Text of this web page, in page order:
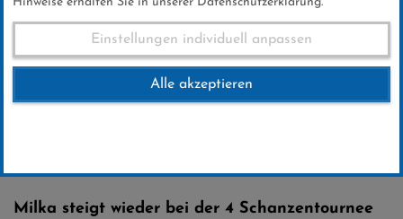
Weltcup-Splitter 11.08.2016
11 .August 2016
Milka steigt wieder bei der 4 Schanzentournee
Einstellungen individuell anpassen
Alle akzeptieren